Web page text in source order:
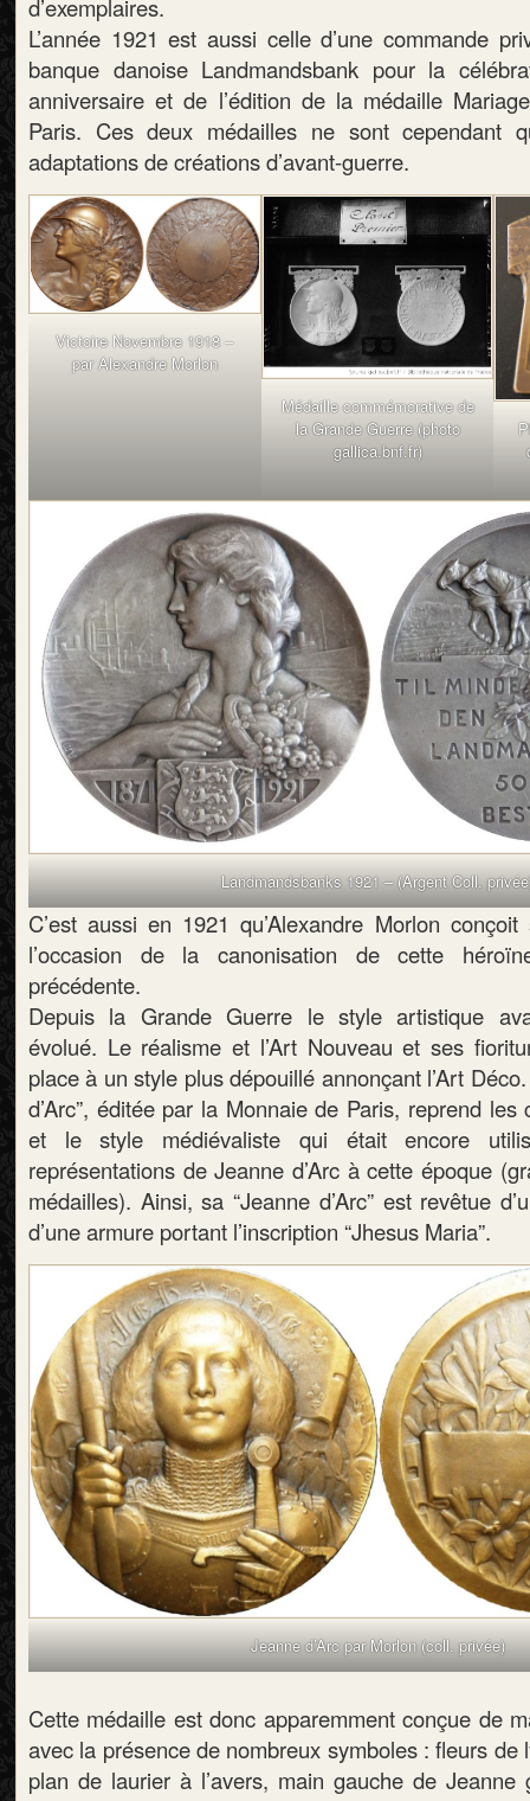
d’exemplaires.
L’année 1921 est aussi celle d’une commande
banque danoise Landmandsbank pour la
anniversaire et de l’édition de la médaille
Paris. Ces deux médailles ne sont cependant
adaptations de créations d’avant-guerre.
Victoire Novembre 1918 –
par Alexandre Morlon
Médaille commémorative de
la Grande Guerre (photo
gallica.bnf.fr)
Landmandsbanks 1921 – (Argent Coll.
C’est aussi en 1921 qu’Alexandre Morlon conçoit
l’occasion de la canonisation de cette
précédente.
Depuis la Grande Guerre le style artistique
évolué. Le réalisme et l’Art Nouveau et ses
place à un style plus dépouillé annonçant l’Art
d’Arc”, éditée par la Monnaie de Paris, reprend les
et le style médiévaliste qui était encore
représentations de Jeanne d’Arc à cette époque
médailles). Ainsi, sa “Jeanne d’Arc” est revêtue
d’une armure portant l’inscription “Jhesus Maria”.
Jeanne d’Arc par Morlon (coll. privée)
Cette médaille est donc apparemment conçue de
avec la présence de nombreux symboles : fleurs de
plan de laurier à l’avers, main gauche de Jeanne